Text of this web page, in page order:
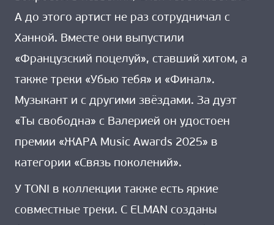
А до этого артист не раз сотрудничал с
Ханной. Вместе они выпустили
«Французский поцелуй», ставший хитом, а
также треки «Убью тебя» и «Финал».
Музыкант и с другими звёздами. За дуэт
«Ты свободна» с Валерией он удостоен
премии «ЖАРА Music Awards 2025» в
категории «Связь поколений».
У TONI в коллекции также есть яркие
совместные треки. С ELMAN созданы